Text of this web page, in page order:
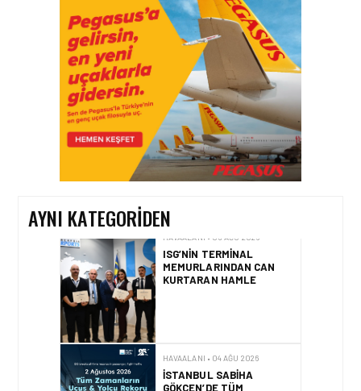
AYNI KATEGORIDEN
HAVAALANI • 05 AĞU 2026
TASARIMDAN GERÇEĞE:
ANKARA HAVALIMANI
DEVLET KONUKEVI
HAVAALANI • 05 AĞU 2026
ISG’NIN TERMINAL
HAVAALANI • 04 AĞU 2026